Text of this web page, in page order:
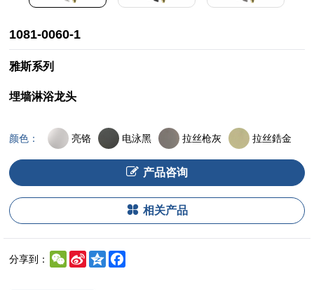
1081-0060-1
雅斯系列
埋墙淋浴龙头
颜色： 亮铬 电泳黑 拉丝枪灰 拉丝鋯金
产品咨询
相关产品
分享到： WeChat
Sina
Weibo
Qzone